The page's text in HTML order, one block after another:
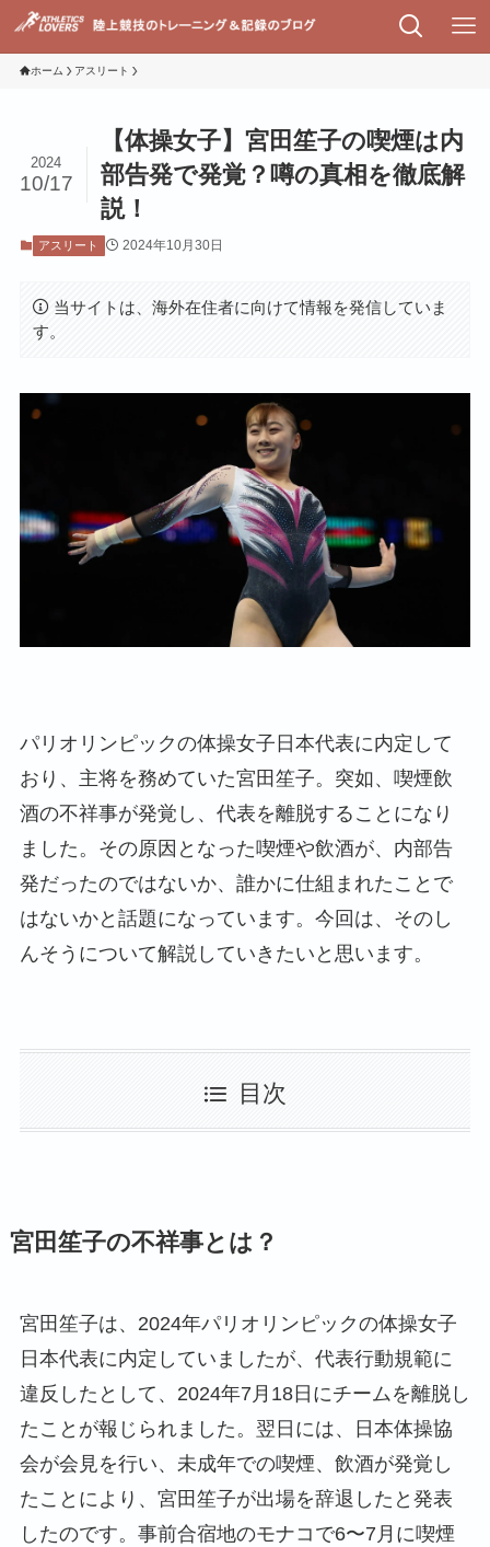
ホーム アスリート
【体操女子】宮田笙子の喫煙は内
部告発で発覚？噂の真相を徹底解
説！
2024
10/17
アスリート 2024年10月30日
当サイトは、海外在住者に向けて情報を発信していま
す。
パリオリンピックの体操女子日本代表に内定して
おり、主将を務めていた宮田笙子。突如、喫煙飲
酒の不祥事が発覚し、代表を離脱することになり
ました。その原因となった喫煙や飲酒が、内部告
発だったのではないか、誰かに仕組まれたことで
はないかと話題になっています。今回は、そのし
んそうについて解説していきたいと思います。
目次
宮田笙子の不祥事とは？
宮田笙子は、2024年パリオリンピックの体操女子
日本代表に内定していましたが、代表行動規範に
違反したとして、2024年7月18日にチームを離脱し
たことが報じられました。翌日には、日本体操協
会が会見を行い、未成年での喫煙、飲酒が発覚し
たことにより、宮田笙子が出場を辞退したと発表
したのです。事前合宿地のモナコで6〜7月に喫煙